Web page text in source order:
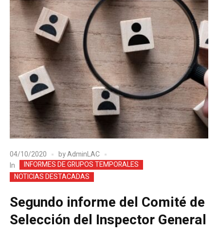
04/10/2020 byAdminLAC
In
INFORMES DE GRUPOS TEMPORALES
NOTICIAS DESTACADAS
Segundo informe del Comité de
Selección del Inspector General